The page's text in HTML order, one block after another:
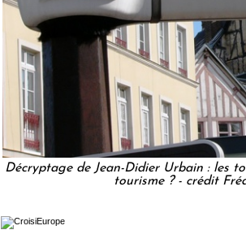
Décryptage de Jean-Didier Urbain : les
tourisme ? - crédit